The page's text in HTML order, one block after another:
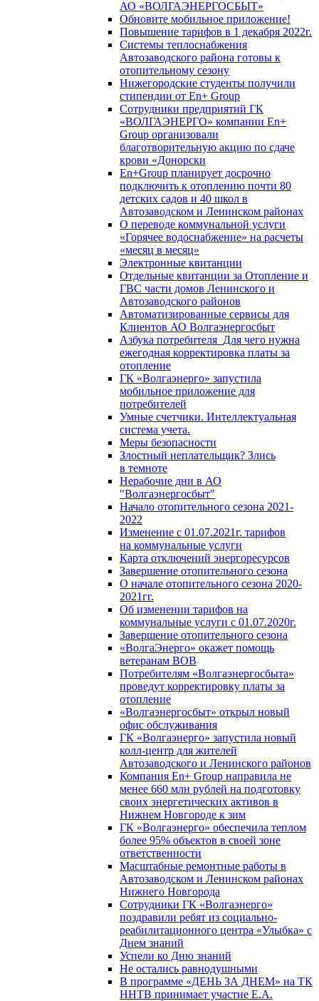
АО «ВОЛГАЭНЕРГОСБЫТ»
Обновите мобильное приложение!
Повышение тарифов в 1 декабря 2022г.
Системы теплоснабжения
Автозаводского района готовы к
отопительному сезону
Нижегородские студенты получили
стипендии от En+ Group
Сотрудники предприятий ГК
«ВОЛГАЭНЕРГО» компании En+
Group организовали
благотворительную акцию по сдаче
крови «Донорски
En+Group планирует досрочно
подключить к отоплению почти 80
детских садов и 40 школ в
Автозаводском и Ленинском районах
О переводе коммунальной услуги
«Горячее водоснабжение» на расчеты
«месяц в месяц»
Электронные квитанции
Отдельные квитанции за Отопление и
ГВС части домов Ленинского и
Автозаводского районов
Автоматизированные сервисы для
Клиентов АО Волгаэнергосбыт
Азбука потребителя_Для чего нужна
ежегодная корректировка платы за
отопление
ГК «Волгаэнерго» запустила
мобильное приложение для
потребителей
Умные счетчики. Интеллектуальная
система учета.
Меры безопасности
Злостный неплательщик? Злись
в темноте
Нерабочие дни в АО
"Волгаэнергосбыт"
Начало отопительного сезона 2021-
2022
Изменение с 01.07.2021г. тарифов
на коммунальные услуги
Карта отключений энергоресурсов
Завершение отопительного сезона
О начале отопительного сезона 2020-
2021гг.
Об изменении тарифов на
коммунальные услуги с 01.07.2020г.
Завершение отопительного сезона
«ВолгаЭнерго» окажет помощь
ветеранам ВОВ
Потребителям «Волгаэнергосбыта»
проведут корректировку платы за
отопление
«Волгаэнергосбыт» открыл новый
офис обслуживания
ГК «Волгаэнерго» запустила новый
колл-центр для жителей
Автозаводского и Ленинского районов
Компания En+ Group направила не
менее 660 млн рублей на подготовку
своих энергетических активов в
Нижнем Новгороде к зим
ГК «Волгаэнерго» обеспечила теплом
более 95% объектов в своей зоне
ответственности
Масштабные ремонтные работы в
Автозаводском и Ленинском районах
Нижнего Новгорода
Сотрудники ГК «Волгаэнерго»
поздравили ребят из социально-
реабилитационного центра «Улыбка» с
Днем знаний
Успели ко Дню знаний
Не остались равнодушными
В программе «ДЕНЬ ЗА ДНЕМ» на ТК
ННТВ принимает участие Е.А.